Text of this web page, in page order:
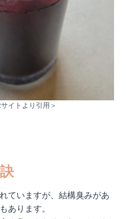
サイトより引用＞
ていますが、結構臭みがあ
あります。